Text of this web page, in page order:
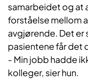
samarbeidet og at
forståelse mellom
avgjørende. Det er
pasientene får det
- Min jobb hadde
kolleger, sier hun.